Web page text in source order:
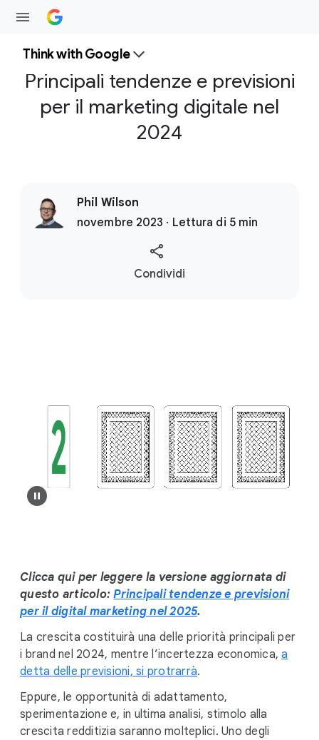
Think with Google
Principali tendenze e previsioni
per il marketing digitale nel
2024
Phil Wilson
novembre 2023 · Lettura di 5 min
S
d
u
l
e
Condividi
Clicca qui per leggere la versione aggiornata di
questo articolo: Principali tendenze e previsioni
per il digital marketing nel 2025.
La crescita costituirà una delle priorità principali per
i brand nel 2024, mentre l’incertezza economica,a
detta delle previsioni, si protrarrà.
Eppure, le opportunità di adattamento,
sperimentazione e, in ultima analisi, stimolo alla
crescita redditizia saranno molteplici. Uno degli